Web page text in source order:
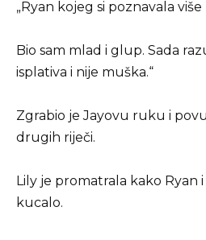
„Ryan kojeg si poznavala
Bio sam mlad i glup. Sada
isplativa i nije muška.“
Zgrabio je Jayovu ruku i
drugih riječi.
Lily je promatrala kako Ryan
kucalo.